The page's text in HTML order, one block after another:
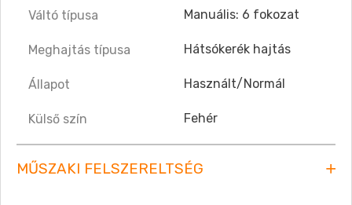
Váltó típusa Manuális: 6 fokozat
Meghajtás típusa Hátsókerék hajtás
Állapot Használt/Normál
Külső szín Fehér
MŰSZAKI FELSZERELTSÉG